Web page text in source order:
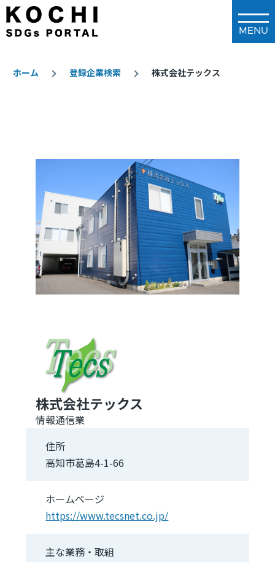
メインコンテンツに移動
ホーム 登録企業検索 株式会社テックス
株式会社テックス
情報通信業
住所
高知市葛島4-1-66
ホームページ
https://www.tecsnet.co.jp/
主な業務・取組